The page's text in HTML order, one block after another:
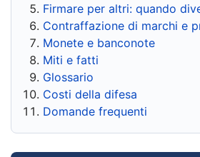
Firmare per altri: quando
Contraffazione di marchi e
Monete e banconote
Miti e fatti
Glossario
Costi della difesa
Domande frequenti